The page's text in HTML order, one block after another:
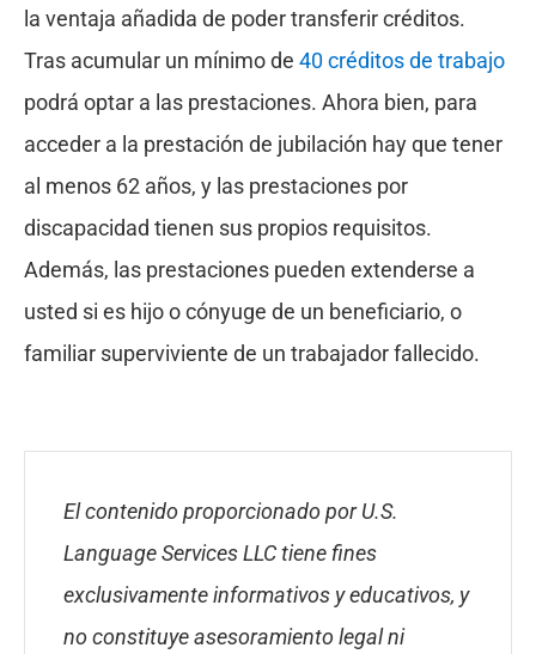
la ventaja añadida de poder transferir créditos.
Tras acumular un mínimo de 40 créditos de trabajo
podrá optar a las prestaciones. Ahora bien, para
acceder a la prestación de jubilación hay que tener
al menos 62 años, y las prestaciones por
discapacidad tienen sus propios requisitos.
Además, las prestaciones pueden extenderse a
usted si es hijo o cónyuge de un beneficiario, o
familiar superviviente de un trabajador fallecido.
El contenido proporcionado por U.S.
Language Services LLC tiene fines
exclusivamente informativos y educativos, y
no constituye asesoramiento legal ni